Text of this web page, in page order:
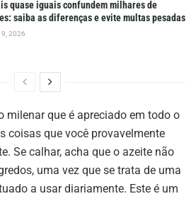
quase iguais confundem milhares de
saiba as diferenças e evite multas pesadas
9, 2026
milenar que é apreciado em todo o
coisas que você provavelmente
Se calhar, acha que o azeite não
uma vez que se trata de uma
a usar diariamente. Este é um